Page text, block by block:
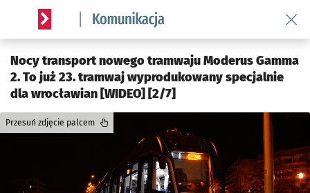
Serwis informacyjny wroclaw.pl podserwis: Komunikacja
Nocy transport nowego tramwaju Moderus Gamma
2. To już 23. tramwaj wyprodukowany specjalnie
dla wrocławian [WIDEO] [2/7]
Przesuń zdjęcie palcem